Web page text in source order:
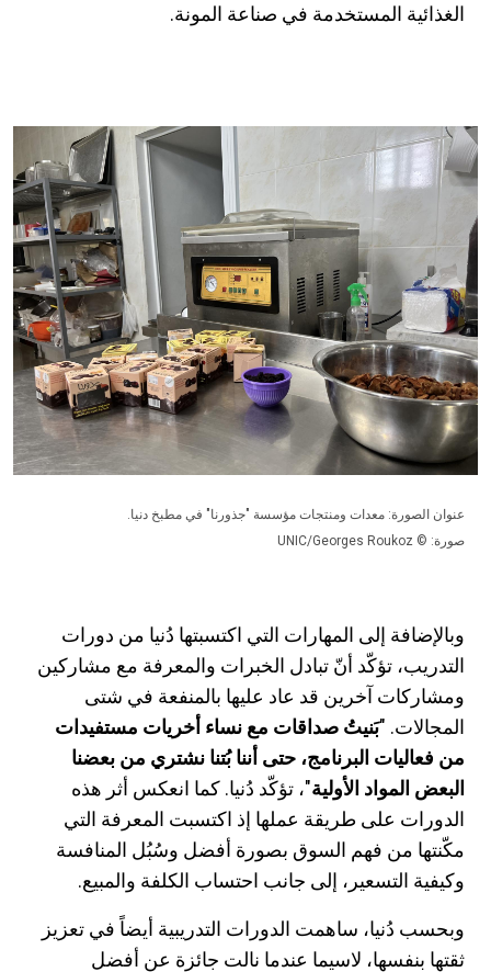
الغذائية المستخدمة في صناعة المونة.
عنوان الصورة: معدات ومنتجات مؤسسة "جذورنا" في مطبخ دنيا.
صورة: © UNIC/Georges Roukoz
وبالإضافة إلى المهارات التي اكتسبتها دُنيا من دورات
التدريب، تؤكّد أنّ تبادل الخبرات والمعرفة مع مشاركين
ومشاركات آخرين قد عاد عليها بالمنفعة في شتى
المجالات. "بَنيتُ صداقات مع نساء أخريات مستفيدات
من فعاليات البرنامج، حتى أننا بُتنا نشتري من بعضنا
البعض المواد الأولية"، تؤكّد دُنيا. كما انعكس أثر هذه
الدورات على طريقة عملها إذ اكتسبت المعرفة التي
مكّنتها من فهم السوق بصورة أفضل وسُبُل المنافسة
وكيفية التسعير، إلى جانب احتساب الكلفة والمبيع.
وبحسب دُنيا، ساهمت الدورات التدريبية أيضاً في تعزيز
ثقتها بنفسها، لاسيما عندما نالت جائزة عن أفضل